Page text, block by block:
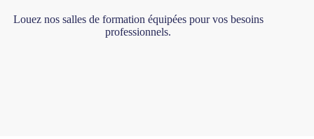
Louez nos salles de formation équipées pour vos besoins
professionnels.